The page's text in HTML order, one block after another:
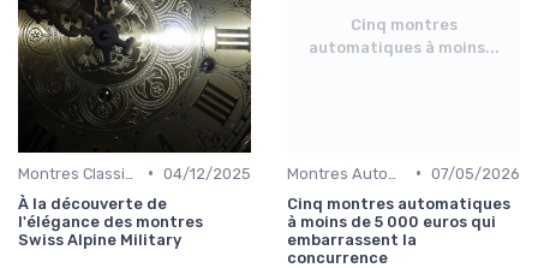
• 04/12/2025
À la découverte de
l'élégance des montres
Swiss Alpine Military
Cinq montres
automatiques à moins...
• 07/05/2026
Cinq montres automatiques
à moins de 5 000 euros qui
embarrassent la
concurrence